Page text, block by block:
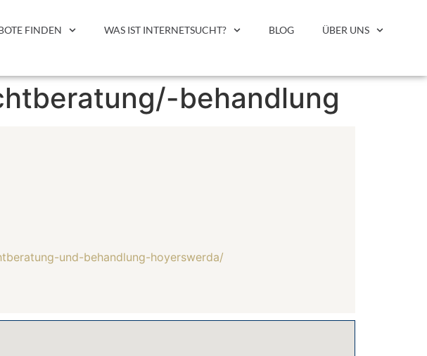
FINDEN WAS IST INTERNETSUCHT? BLOG ÜBER UNS
behandlung
und-behandlung-hoyerswerda/